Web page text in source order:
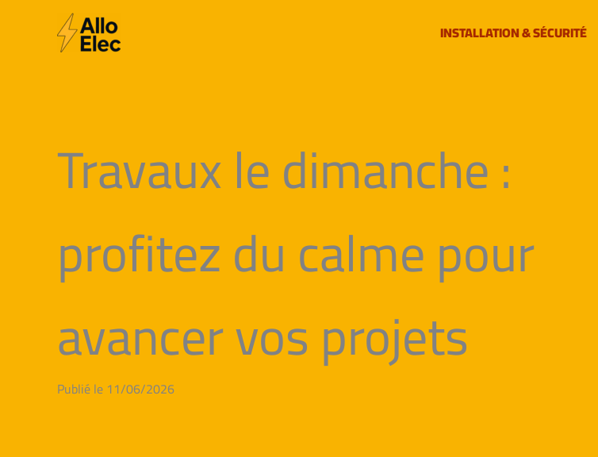
INSTALLATION & SÉCURITÉ
Travaux le dimanche :
profitez du calme pour
avancer vos projets
Publié le 11/06/2026